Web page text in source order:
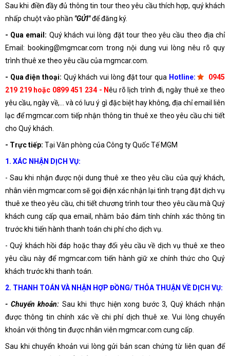
Sau khi điền đầy đủ thông tin tour theo yêu cầu thích hợp, quý khách
nhấp chuột vào phần "GỬI"để đăng ký.
- Qua email: Quý khách vui lòng đặt tour theo yêu cầu theo địa chỉ
Email: booking@mgmcar.com trong nội dung vui lòng nêu rõ quy
trình thuê xe theo yêu cầu của mgmcar.com.
- Qua điện thoại: Quý khách vui lòng đặt tour qua Hotline:
0945
219 219 hoặc 0899 451 234 - Nêu rõ lịch trình đi, ngày thuê xe theo
yêu cầu, ngày về,... và có lưu ý gì đặc biệt hay không, địa chỉ email liên
lạc để mgmcar.com tiếp nhận thông tin thuê xe theo yêu cầu chi tiết
cho Quý khách.
- Trực tiếp: Tại Văn phòng của Công ty Quốc Tế MGM
1. XÁC NHẬN DỊCH VỤ:
- Sau khi nhận được nội dung thuê xe theo yêu cầu của quý khách,
nhân viên mgmcar.com sẽ gọi điện xác nhận lại tình trạng đặt dịch vụ
thuê xe theo yêu cầu, chi tiết chương trình tour theo yêu cầu mà Quý
khách cung cấp qua email, nhằm bảo đảm tính chính xác thông tin
trước khi tiến hành thanh toán chi phí cho dịch vụ.
- Quý khách hồi đáp hoặc thay đổi yêu cầu về dịch vụ thuê xe theo
yêu cầu này để mgmcar.com tiến hành giữ xe chính thức cho Quý
khách trước khi thanh toán.
2. THANH TOÁN VÀ NHẬN HỢP ĐỒNG/ THỎA THUẬN VỀ DỊCH VỤ:
- Chuyển khoản: Sau khi thực hiện xong bước 3, Quý khách nhận
được thông tin chính xác về chi phí dịch thuê xe. Vui lòng chuyển
khoản với thông tin được nhân viên mgmcar.com cung cấp.
Sau khi chuyển khoản vui lòng gửi bản scan chứng từ liên quan để